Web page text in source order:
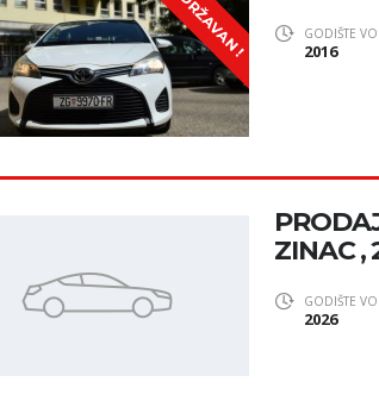
ODRŽAVAN ! GODIŠTE
2016
ZINAC ,
GODIŠTE
2026